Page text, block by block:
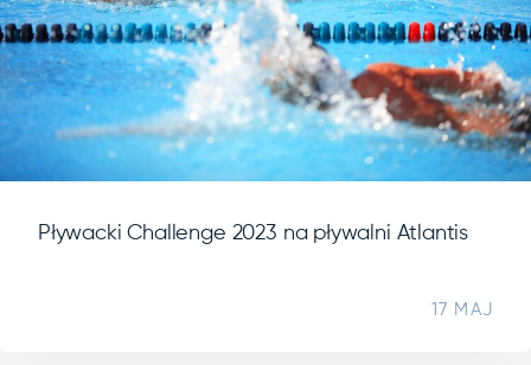
Pływacki Challenge 2023 na pływalni Atlantis
17 MAJ